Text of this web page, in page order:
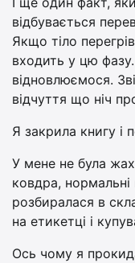
відбувається
Якщо тіло
входить у цю
відновлюємося.
відчуття що ніч
Я закрила книгу і
У мене не була
ковдра,
розбиралася в
на етикетці і
Ось чому я